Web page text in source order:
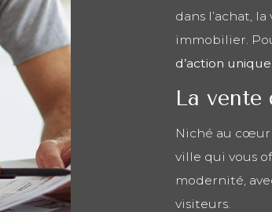
dans l’achat,
immobilier.
d’action unique
La vente
Niché au cœur
ville qui vous
modernité,
visiteurs.